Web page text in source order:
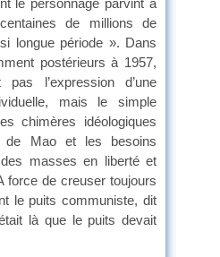
le personnage parvint à
de millions de
longue période ». Dans
postérieurs à 1957,
pas l’expression d’une
mais le simple
chimères idéologiques
de Mao et les besoins
masses en liberté et
force de creuser toujours
le puits communiste, dit
là que le puits devait